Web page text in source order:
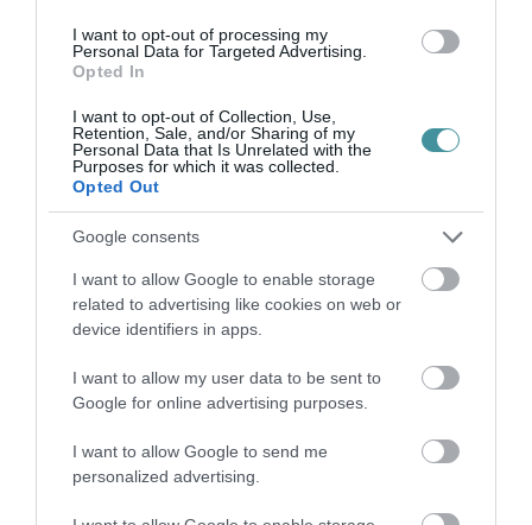
I want to opt-out of processing my
Personal Data for Targeted Advertising.
Opted In
I want to opt-out of Collection, Use,
Retention, Sale, and/or Sharing of my
Personal Data that Is Unrelated with the
Purposes for which it was collected.
Opted Out
Google consents
I want to allow Google to enable storage
related to advertising like cookies on web or
device identifiers in apps.
I want to allow my user data to be sent to
Google for online advertising purposes.
I want to allow Google to send me
personalized advertising.
BAKA ANDRÁST JELÖLI KÖZTÁRSASÁGI
ELNÖKNEK A TISZA
2026. augusztus 08 Mindenki ügye
TATA ELBŰVÖLŐ LÁTVÁNYOSSÁGAI,
2026. augusztus 08|Promóció
TÖBB MINT EGY HÓNAP IS LEHET, MIRE
2026. augusztus 07|Mindenki ügye